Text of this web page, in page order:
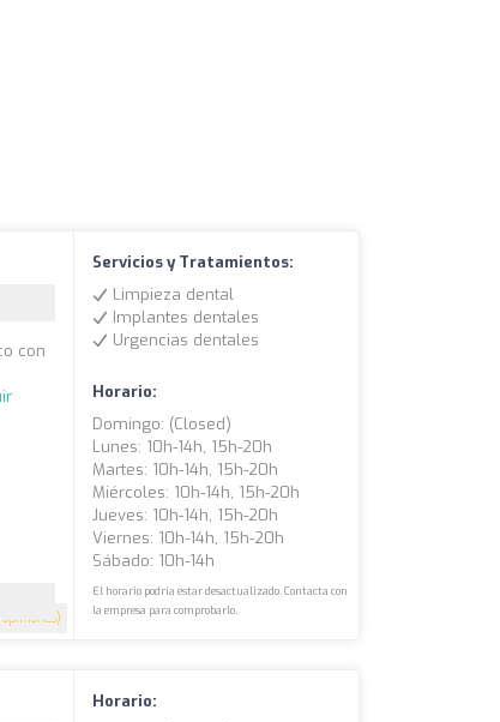
con
Servicios y Tratamientos:
Limpieza dental
Implantes dentales
Urgencias dentales
Horario:
Domingo: (closed)
Lunes: 10h-14h, 15h-20h
Martes: 10h-14h, 15h-20h
Miércoles: 10h-14h, 15h-20h
Jueves: 10h-14h, 15h-20h
Viernes: 10h-14h, 15h-20h
Sábado: 10h-14h
El horario podría estar desactualizado. Contacta con
la empresa para comprobarlo.
Horario: